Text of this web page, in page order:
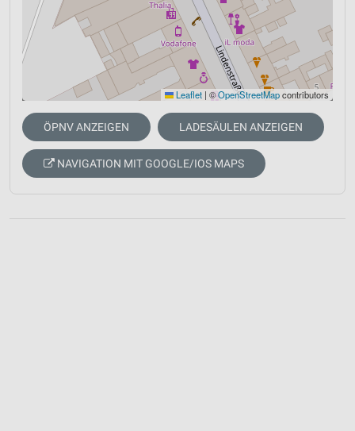
Leaflet | ©OpenStreetMapcontributors
ÖPNV ANZEIGEN LADESÄULEN ANZEIGEN
NAVIGATION MIT GOOGLE/IOS MAPS